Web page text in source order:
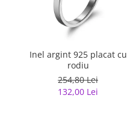
Inel argint 925 placat cu
rodiu
254,80 Lei
132,00 Lei